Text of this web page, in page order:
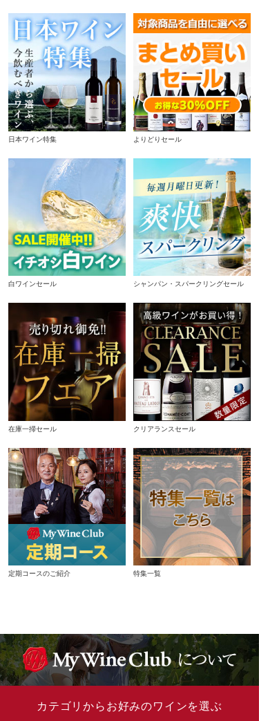
日本ワイン特集 よりどりセール
白ワインセール シャンパン・スパークリングセール
在庫一掃セール クリアランスセール
定期コースのご紹介 特集一覧
カテゴリからお好みのワインを選ぶ